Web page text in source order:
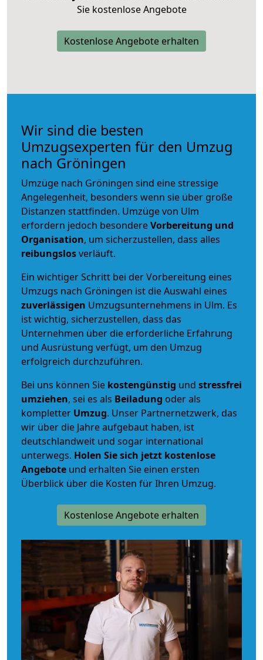
Sie kostenlose Angebote
Kostenlose Angebote erhalten
Wir sind die besten
Umzugsexperten für den Umzug
nach Gröningen
Umzüge nach Gröningen sind eine stressige
Angelegenheit, besonders wenn sie über große
Distanzen stattfinden. Umzüge von Ulm
erfordern jedoch besondereVorbereitung und
Organisation, um sicherzustellen, dass alles
reibungslosverläuft.
Ein wichtiger Schritt bei der Vorbereitung eines
Umzugs nach Gröningen ist die Auswahl eines
zuverlässigen Umzugsunternehmens in Ulm. Es
ist wichtig, sicherzustellen, dass das
Unternehmen über die erforderliche Erfahrung
und Ausrüstung verfügt, um den Umzug
erfolgreich durchzuführen.
Bei uns können Sie kostengünstig und stressfrei
umziehen, sei es als Beiladung oder als
kompletter Umzug. Unser Partnernetzwerk, das
wir über die Jahre aufgebaut haben, ist
deutschlandweit und sogar international
unterwegs. Holen Sie sich jetzt kostenlose
Angebote und erhalten Sie einen ersten
Überblick über die Kosten für Ihren Umzug.
Kostenlose Angebote erhalten